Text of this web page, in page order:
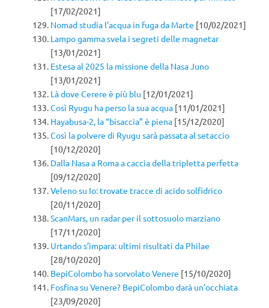
[17/02/2021]
Nomad studia l’acqua in fuga da Marte [10/02/2021]
Lampo gamma svela i segreti delle magnetar
[13/01/2021]
Estesa al 2025 la missione della Nasa Juno
[13/01/2021]
Là dove Cerere è più blu [12/01/2021]
Così Ryugu ha perso la sua acqua [11/01/2021]
Hayabusa-2, la “bisaccia” è piena [15/12/2020]
Così la polvere di Ryugu sarà passata al setaccio
[10/12/2020]
Dalla Nasa a Roma a caccia della tripletta perfetta
[09/12/2020]
Veleno su Io: trovate tracce di acido solfidrico
[20/11/2020]
ScanMars, un radar per il sottosuolo marziano
[17/11/2020]
Urtando s’impara: ultimi risultati da Philae
[28/10/2020]
BepiColombo ha sorvolato Venere [15/10/2020]
Fosfina su Venere? BepiColombo darà un’occhiata
[23/09/2020]